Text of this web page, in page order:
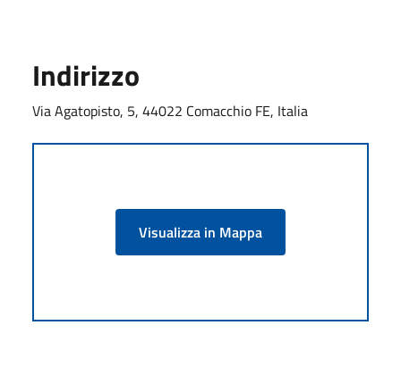
Indirizzo
Via Agatopisto, 5, 44022 Comacchio FE, Italia
Visualizza in Mappa